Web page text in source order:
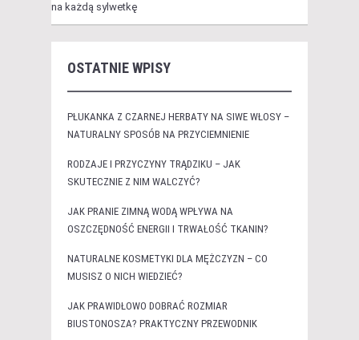
na każdą sylwetkę
OSTATNIE WPISY
PŁUKANKA Z CZARNEJ HERBATY NA SIWE WŁOSY –
NATURALNY SPOSÓB NA PRZYCIEMNIENIE
RODZAJE I PRZYCZYNY TRĄDZIKU – JAK
SKUTECZNIE Z NIM WALCZYĆ?
JAK PRANIE ZIMNĄ WODĄ WPŁYWA NA
OSZCZĘDNOŚĆ ENERGII I TRWAŁOŚĆ TKANIN?
NATURALNE KOSMETYKI DLA MĘŻCZYZN – CO
MUSISZ O NICH WIEDZIEĆ?
JAK PRAWIDŁOWO DOBRAĆ ROZMIAR
BIUSTONOSZA? PRAKTYCZNY PRZEWODNIK